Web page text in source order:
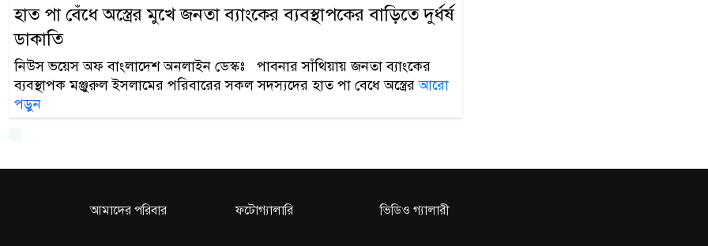
হাত পা বেঁধে অস্ত্রের মুখে জনতা ব্যাংকের ব্যবস্থাপকের বাড়িতে দুর্ধর্ষ
ডাকাতি
নিউস ভয়েস অফ বাংলাদেশ অনলাইন ডেস্কঃ পাবনার সাঁথিয়ায় জনতা ব্যাংকের
ব্যবস্থাপক মঞ্জুরুল ইসলামের পরিবারের সকল সদস্যদের হাত পা বেধে অস্ত্রেরআরো
পড়ুন
আমাদের পরিবার ফটোগ্যালারি ভিডিও গ্যালারী